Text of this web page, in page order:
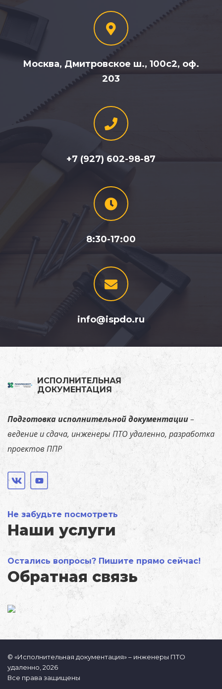
Москва, Дмитровское ш., 100с2, оф.
203
+7 (927) 602-98-87
8:30-17:00
info@ispdo.ru
ИСПОЛНИТЕЛЬНАЯ
ДОКУМЕНТАЦИЯ
Подготовка исполнительной документации–
ведение и сдача, инженеры ПТО удаленно, разработка
проектов ППР
Не забудьте посмотреть
Наши услуги
Остались вопросы? Пишите прямо сейчас!
Обратная связь
© «Исполнительная документация» – инженеры ПТО
удаленно, 2026
Все права защищены